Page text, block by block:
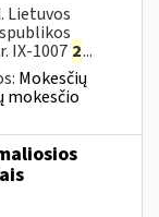
Lietuvos
IX-1007 2...
Mokesčių
mokesčio